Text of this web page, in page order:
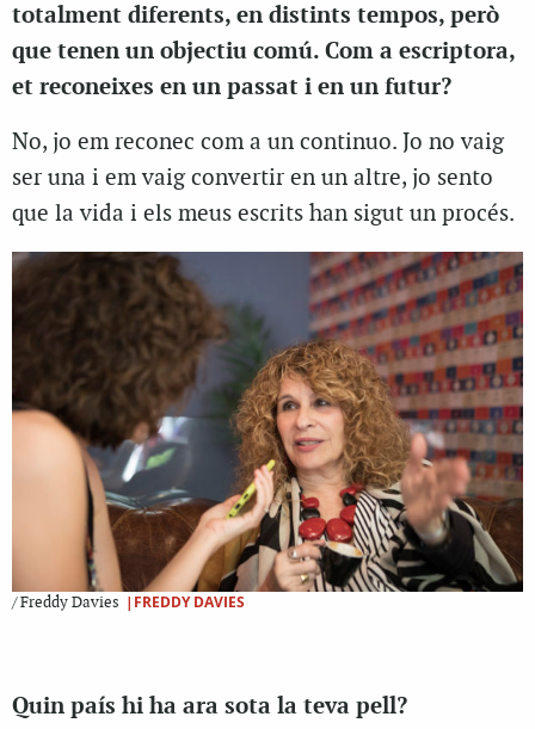
totalment diferents, en distints tempos, però
que tenen un objectiu comú. Com a escriptora,
et reconeixes en un passat i en un futur?
No, jo em reconec com a un continuo. Jo no vaig
ser una i em vaig convertir en un altre, jo sento
que la vida i els meus escrits han sigut un procés.
/ Freddy Davies |FREDDY DAVIES
Quin país hi ha ara sota la teva pell?